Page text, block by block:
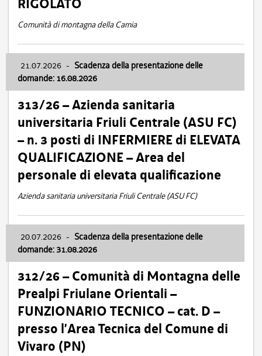
RIGOLATO
Comunità di montagna della Carnia
21.07.2026 - Scadenza della presentazione delle
domande: 16.08.2026
313/26 – Azienda sanitaria
universitaria Friuli Centrale (ASU FC)
– n. 3 posti di INFERMIERE di ELEVATA
QUALIFICAZIONE – Area del
personale di elevata qualificazione
Azienda sanitaria universitaria Friuli Centrale (ASU FC)
20.07.2026 - Scadenza della presentazione delle
domande: 31.08.2026
312/26 – Comunità di Montagna delle
Prealpi Friulane Orientali –
FUNZIONARIO TECNICO – cat. D –
presso l’Area Tecnica del Comune di
Vivaro (PN)